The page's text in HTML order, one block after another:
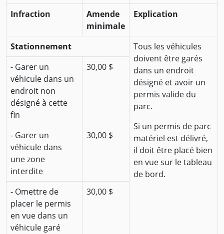
Infraction
Amende
minimale
Explication
Stationnement
Tous les véhicules
doivent être garés
dans un endroit
désigné et avoir un
permis valide du
parc.
Si un permis de parc
matériel est délivré,
il doit être placé bien
en vue sur le tableau
de bord.
- Garer un
véhicule dans un
endroit non
désigné à cette
fin
30,00 $
- Garer un
véhicule dans
une zone
interdite
30,00 $
- Omettre de
placer le permis
en vue dans un
véhicule garé
30,00 $